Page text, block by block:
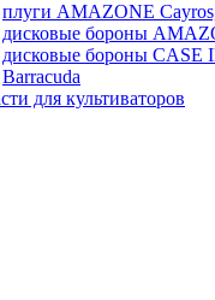
плуги AMAZONE
дисковые бороны
дисковые бороны CASE
Barracuda
для культиваторов